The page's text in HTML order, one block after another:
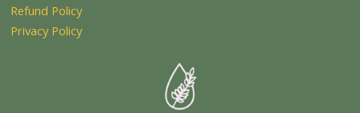
Refund Policy
Privacy Policy